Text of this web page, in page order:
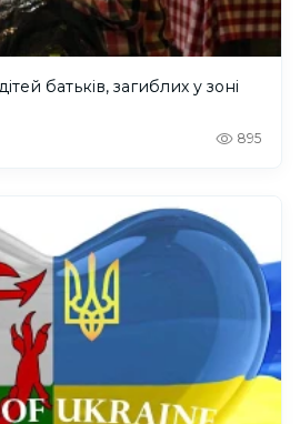
батьків, загиблих у зоні
895